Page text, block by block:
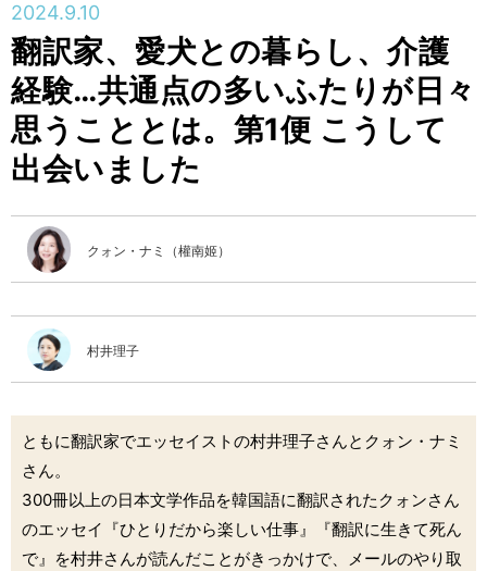
特集
編集部
2024.9.10
翻訳家、愛犬との暮らし、介護
経験…共通点の多いふたりが日々
思うこととは。第1便 こうして
出会いました
クォン・ナミ（權南姬）
村井理子
ともに翻訳家でエッセイストの村井理子さんとクォン・ナミ
さん。
300冊以上の日本文学作品を韓国語に翻訳されたクォンさん
のエッセイ『ひとりだから楽しい仕事』『翻訳に生きて死ん
で』を村井さんが読んだことがきっかけで、メールのやり取